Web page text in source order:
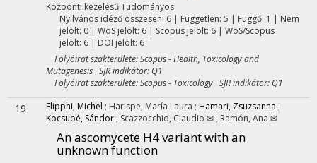
Központi kezelésűTudományos
Nyilvános idéző összesen: 6| Független: 5 | Függő: 1 | Nem
jelölt: 0 | WoS jelölt: 6 | Scopus jelölt: 6 | WoS/Scopus
jelölt: 6 | DOI jelölt: 6
Folyóirat szakterülete: Scopus - Health, Toxicology and
Mutagenesis SJR indikátor: Q1
Folyóirat szakterülete: Scopus - Toxicology SJR indikátor: Q1
19 Flipphi, Michel ; Harispe, María Laura ; Hamari, Zsuzsanna ;
Kocsubé, Sándor ; Scazzocchio, Claudio ✉ ; Ramón, Ana ✉
An ascomycete H4 variant with an
unknown function